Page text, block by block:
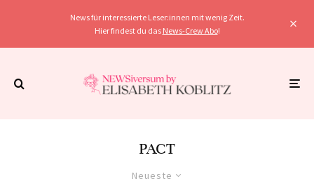
News für interessierte Leser:innen mit wenig Zeit.
Hier findest du das News-Crew Abo!
PACT
Neueste